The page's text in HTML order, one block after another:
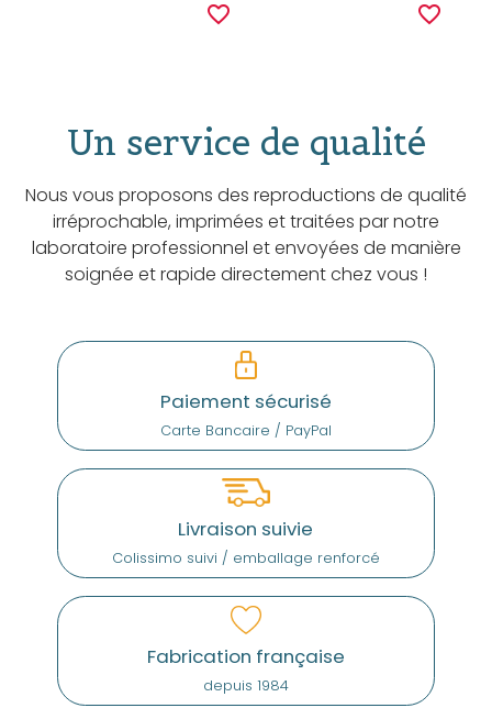
favorite_border favorite_border
Un service de qualité
Nous vous proposons des reproductions de qualité
irréprochable, imprimées et traitées par notre
laboratoire professionnel et envoyées de manière
soignée et rapide directement chez vous !
Paiement sécurisé
Carte Bancaire / PayPal
Livraison suivie
Colissimo suivi / emballage renforcé
Fabrication française
depuis 1984